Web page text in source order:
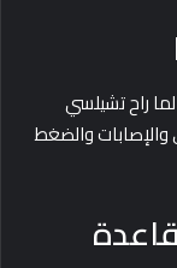
ميلان.. لكن لما راح تشيلسي
والإصابات والضغط